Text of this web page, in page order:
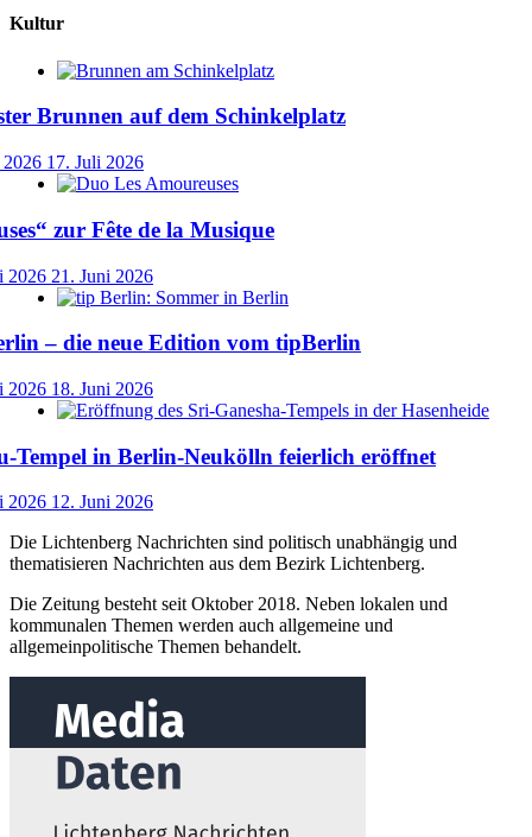
Kultur
Brunnen auf dem Schinkelplatz
17. Juli 2026
zur Fête de la Musique
2026 21. Juni 2026
– die neue Edition vom tipBerlin
2026 18. Juni 2026
Tempel in Berlin-Neukölln feierlich eröffnet
2026 12. Juni 2026
Die Lichtenberg Nachrichten sind politisch unabhängig und
thematisieren Nachrichten aus dem Bezirk Lichtenberg.
Die Zeitung besteht seit Oktober 2018. Neben lokalen und
kommunalen Themen werden auch allgemeine und
allgemeinpolitische Themen behandelt.